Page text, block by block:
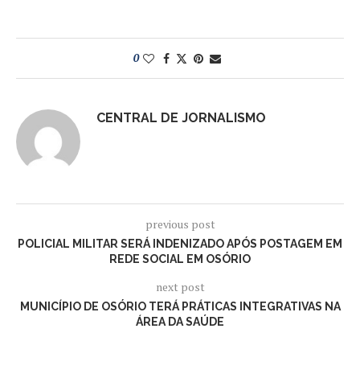
0
CENTRAL DE JORNALISMO
previous post
POLICIAL MILITAR SERÁ INDENIZADO APÓS POSTAGEM EM
REDE SOCIAL EM OSÓRIO
next post
MUNICÍPIO DE OSÓRIO TERÁ PRÁTICAS INTEGRATIVAS NA
ÁREA DA SAÚDE